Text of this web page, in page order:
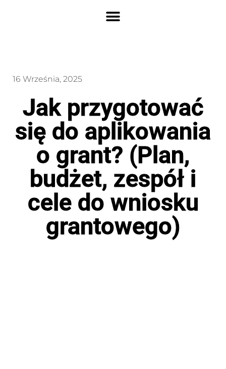
16 Września, 2025
Jak przygotować
się do aplikowania
o grant? (Plan,
budżet, zespół i
cele do wniosku
grantowego)